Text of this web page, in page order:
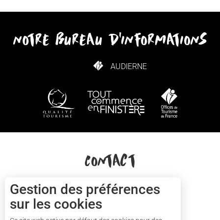
notre bureau d'informations
AUDIERNE
COMMENT VENIR ?
Contact
+33(0)2 57 56 03 13
Gestion des préférences
sur les cookies